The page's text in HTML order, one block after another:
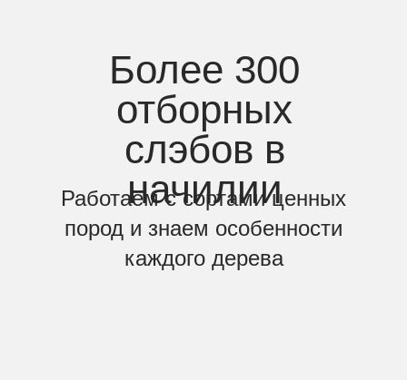
Более 300
отборных
слэбов в
начилии
Работаем с сортами ценных
пород и знаем особенности
каждого дерева